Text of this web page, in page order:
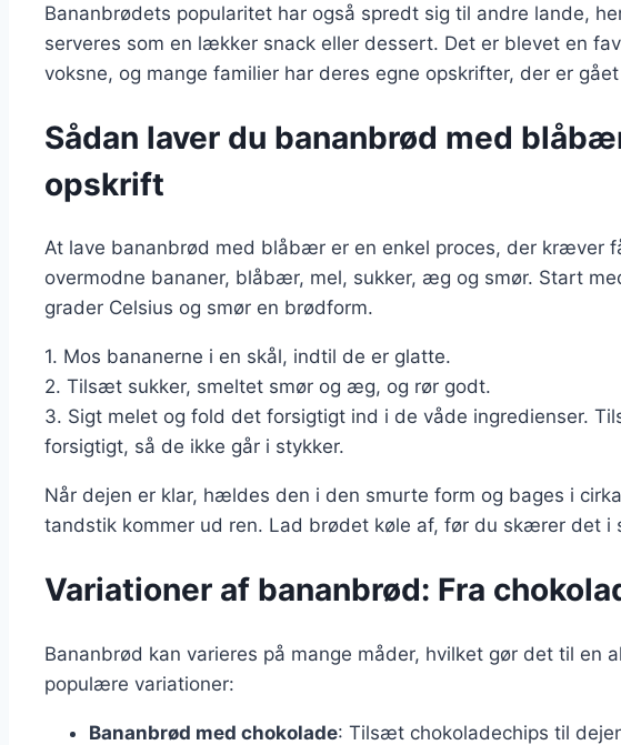
Bananbrødets popularitet har også spredt sig til andre lande,
serveres som en lækker snack eller dessert. Det er blevet en
voksne, og mange familier har deres egne opskrifter, der er
Sådan laver du bananbrød med
opskrift
At lave bananbrød med blåbær er en enkel proces, der kræver
overmodne bananer, blåbær, mel, sukker, æg og smør. Start
grader Celsius og smør en brødform.
1. Mos bananerne i en skål, indtil de er glatte.
2. Tilsæt sukker, smeltet smør og æg, og rør godt.
3. Sigt melet og fold det forsigtigt ind i de våde ingredienser.
forsigtigt, så de ikke går i stykker.
Når dejen er klar, hældes den i den smurte form og bages i
tandstik kommer ud ren. Lad brødet køle af, før du skærer det i
Variationer af bananbrød: Fra
Bananbrød kan varieres på mange måder, hvilket gør det til en
populære variationer:
Bananbrød med chokolade: Tilsæt chokoladechips til